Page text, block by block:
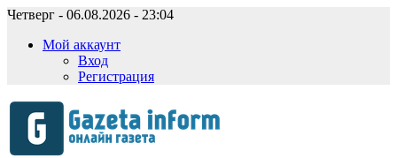
Четверг - 06.08.2026 - 23:04
Мой аккаунт
Вход
Регистрация